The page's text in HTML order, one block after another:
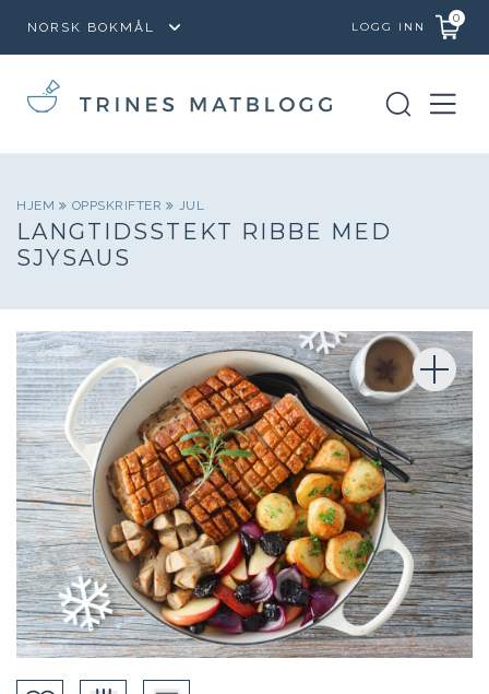
LOGG INN
0
HJEM OPPSKRIFTER JUL
LANGTIDSSTEKT RIBBE MED
SJYSAUS